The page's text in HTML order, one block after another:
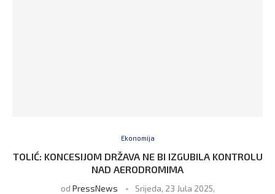
Ekonomija
TOLIĆ: KONCESIJOM DRŽAVA NE BI IZGUBILA KONTROLU
NAD AERODROMIMA
od PressNews Srijeda, 23 Jula 2025,